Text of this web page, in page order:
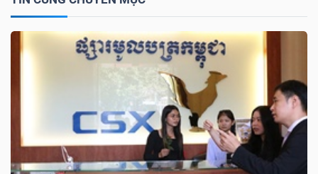
TIN
TRUYỀN
THÔNG